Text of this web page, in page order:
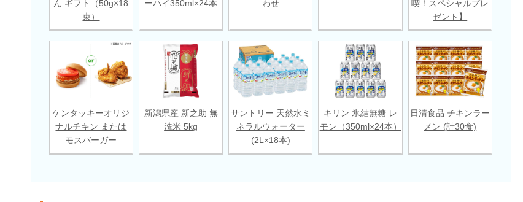
ん ギフト（50g×18
束）
ーハイ350ml×24本
わせ
喫！スペシャルプレ
ゼント】
ケンタッキーオリジ
ナルチキン または
モスバーガー
新潟県産 新之助 無
洗米 5kg
サントリー 天然水ミ
ネラルウォーター
(2L×18本)
キリン 氷結無糖 レ
モン（350ml×24本）
日清食品 チキンラー
メン (計30食)